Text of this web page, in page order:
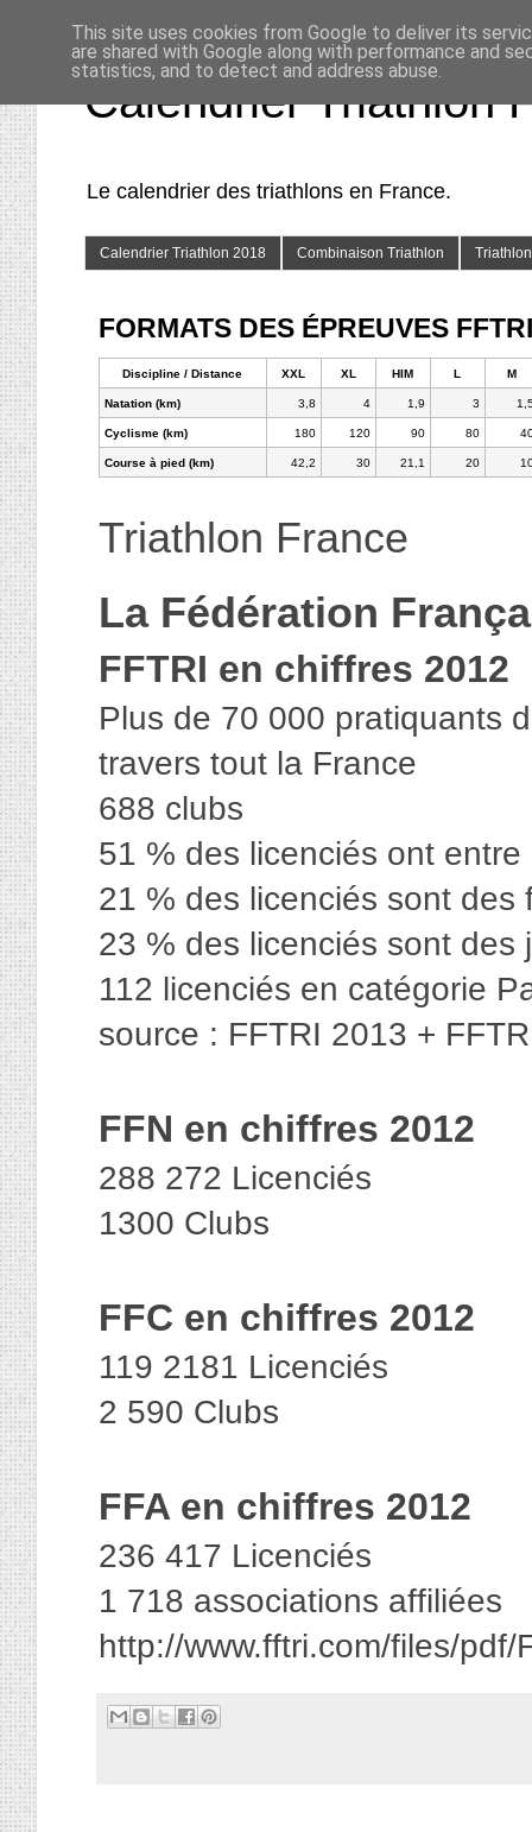
Calendrier Triathlon
Le calendrier des triathlons en France.
Calendrier Triathlon 2018 Combinaison Triathlon
FORMATS DES ÉPREUVES
Discipline / Distance XXL XL HIM L M
Natation (km) 3,8 4 1,9 3
Cyclisme (km) 180 120 90 80
Course à pied (km) 42,2 30 21,1 20
Triathlon France
La Fédération
FFTRI en chiffres 2012
Plus de 70 000 pratiquants
travers tout la France
688 clubs
51 % des licenciés ont
21 % des licenciés sont des
23 % des licenciés sont des
112 licenciés en catégorie
source : FFTRI 2013 +
FFN en chiffres 2012
288 272 Licenciés
1300 Clubs
FFC en chiffres 2012
119 2181 Licenciés
2 590 Clubs
FFA en chiffres 2012
236 417 Licenciés
1 718 associations affiliées
http://www.fftri.com/files/
This site uses cookies from Google to deliver its
are shared with Google along with performance and
statistics, and to detect and address abuse.